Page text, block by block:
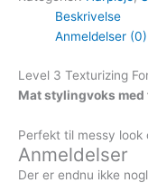
Beskrivelse
Anmeldelser (0)
Level 3 Texturizing
Mat stylingvoks
Perfekt til messy look
Anmeldelser
Der er endnu ikke